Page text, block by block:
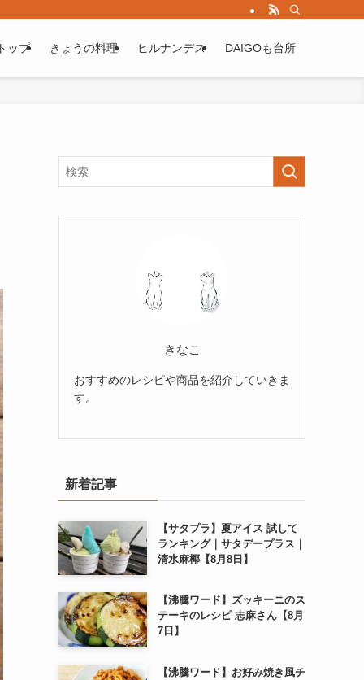
ップ きょうの料理 ヒルナンデス DAIGOも台所
きなこ
おすすめのレシピや商品を紹介していきま
す。
新着記事
【サタプラ】夏アイス 試して
ランキング｜サタデープラス｜
清水麻椰【8月8日】
【沸騰ワード】ズッキーニのス
テーキのレシピ 志麻さん【8月
7日】
【沸騰ワード】お好み焼き風チ